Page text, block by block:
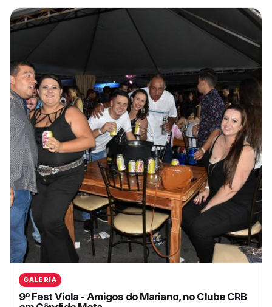
GALERIA
9º Fest Viola - Amigos do Mariano, no Clube CRB